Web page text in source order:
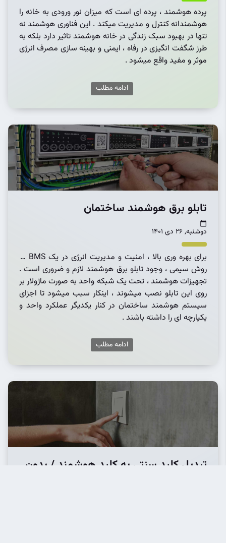
پرده هوشمند ، پرده ای است که میزان نور ورودی به خانه را
هوشمندانه کنترل و مدیریت میکند . این فناوری هوشمند نه
تنها در بهبود سبک زندگی در خانه هوشمند تاثیر دارد بلکه به
طرز شگفت انگیزی در رفاه ، ایمنی و بهینه سازی مصرف انرژی
موثر و مفید واقع میشود .
ادامه مطلب
تابلو برق هوشمند ساختمان
دوشنبه, 26 دی 1401
برای بهره وری بالا ، امنیت و مدیریت انرژی در یک BMS به
روش سیمی ، وجود تابلو برق هوشمند لازم و ضروری است .
تجهیزات هوشمند ، تحت یک شبکه واحد به صورت ماژولار بر
روی این تابلو نصب میشوند ، اینکار سبب میشود تا اجزای
سیستم هوشمند ساختمان در کنار یکدیگر عملکرد واحد و
یکپارچه ای را داشته باشند .
ادامه مطلب
تبدیل کلید سنتی به کلید هوشمند / بدون